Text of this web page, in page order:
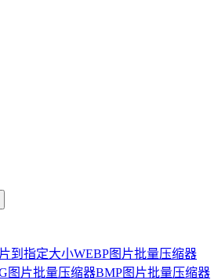
到指定大小WEBP图片批量压缩器
图片批量压缩器BMP图片批量压缩器